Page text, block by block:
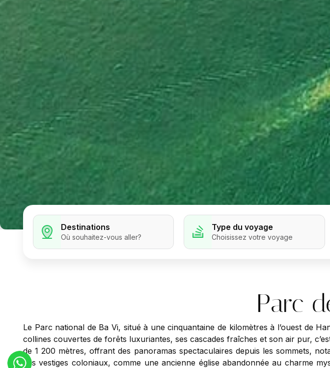
Destinations
Où souhaitez-vous aller?
Type du voyage
Choisissez votre voyage
Parc
Le Parc national de Ba Vi, situé à une cinquantaine de kilomètres à l’ouest de
collines couvertes de forêts luxuriantes, ses cascades fraîches et son air pur,
de 1 200 mètres, offrant des panoramas spectaculaires depuis les sommets,
des vestiges coloniaux, comme une ancienne église abandonnée au charme